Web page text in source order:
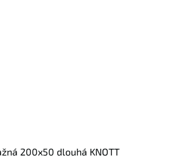
200x50 dlouhá KNOTT